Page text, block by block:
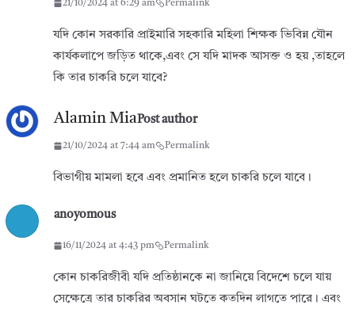
21/10/2024 at 6:29 am Permalink
যদি কোন সরকারি প্রাইমারি সহকারি মহিলা শিক্ষক ভিবিন্ন যৌন
কার্যকলাপে জড়িত থাকে,এবং সে যদি মাদক আসক্ত ও হয় ,তাহলে
কি তার চাকরি চলে যাবে?
Alamin MiaPost author
21/10/2024 at 7:44 am Permalink
বিভাগীয় মামলা হবে এবং প্রমানিত হলে চাকরি চলে যাবে।
anoyomous
16/11/2024 at 4:43 pm Permalink
কোন চাকরিজীবী যদি প্রতিষ্ঠানকে না জানিয়ে বিদেশে চলে যায়
সেক্ষেত্রে তার চাকরির অবসান ঘটতে কতদিন লাগতে পারে। এবং